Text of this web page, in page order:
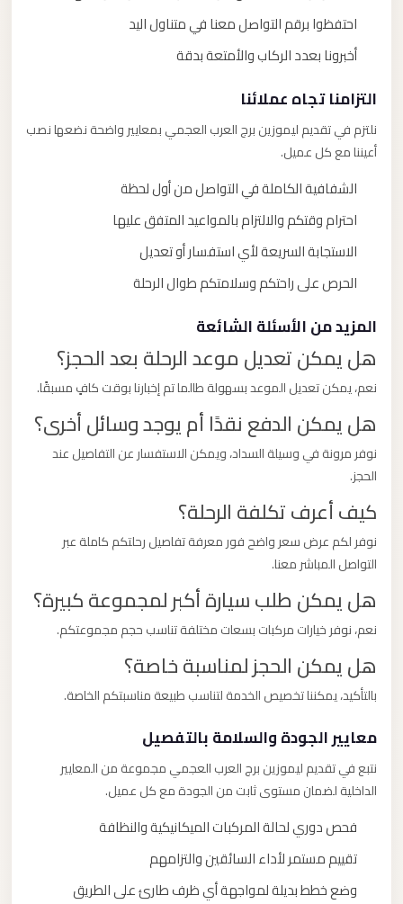
احتفظوا برقم التواصل معنا في متناول اليد
أخبرونا بعدد الركاب والأمتعة بدقة
التزامنا تجاه عملائنا
نلتزم في تقديم ليموزين برج العرب العجمي بمعايير واضحة نضعها نصب
أعيننا مع كل عميل.
الشفافية الكاملة في التواصل من أول لحظة
احترام وقتكم والالتزام بالمواعيد المتفق عليها
الاستجابة السريعة لأي استفسار أو تعديل
الحرص على راحتكم وسلامتكم طوال الرحلة
المزيد من الأسئلة الشائعة
هل يمكن تعديل موعد الرحلة بعد الحجز؟
نعم، يمكن تعديل الموعد بسهولة طالما تم إخبارنا بوقت كافٍ مسبقًا.
هل يمكن الدفع نقدًا أم يوجد وسائل أخرى؟
نوفر مرونة في وسيلة السداد، ويمكن الاستفسار عن التفاصيل عند
الحجز.
كيف أعرف تكلفة الرحلة؟
نوفر لكم عرض سعر واضح فور معرفة تفاصيل رحلتكم كاملة عبر
التواصل المباشر معنا.
هل يمكن طلب سيارة أكبر لمجموعة كبيرة؟
نعم، نوفر خيارات مركبات بسعات مختلفة تناسب حجم مجموعتكم.
هل يمكن الحجز لمناسبة خاصة؟
بالتأكيد، يمكننا تخصيص الخدمة لتناسب طبيعة مناسبتكم الخاصة.
معايير الجودة والسلامة بالتفصيل
نتبع في تقديم ليموزين برج العرب العجمي مجموعة من المعايير
الداخلية لضمان مستوى ثابت من الجودة مع كل عميل.
فحص دوري لحالة المركبات الميكانيكية والنظافة
تقييم مستمر لأداء السائقين والتزامهم
وضع خطط بديلة لمواجهة أي ظرف طارئ على الطريق